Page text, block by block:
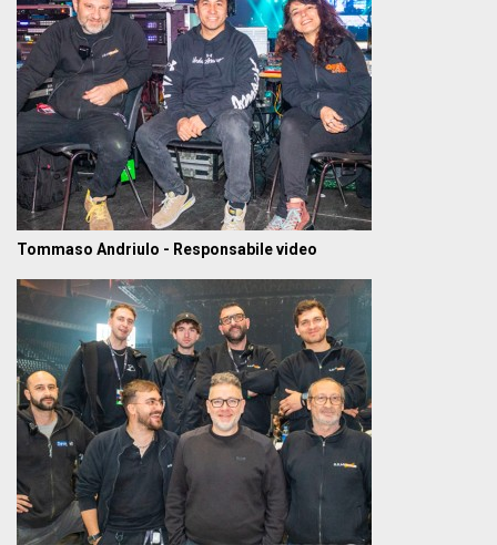
Tommaso Andriulo - Responsabile video